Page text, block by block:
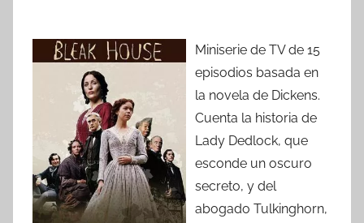
Miniserie de TV de 15
episodios basada en
la novela de Dickens.
Cuenta la historia de
Lady Dedlock, que
esconde un oscuro
secreto, y del
abogado Tulkinghorn,